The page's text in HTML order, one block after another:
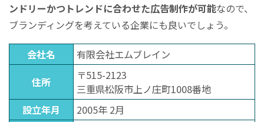
ンドリーかつトレンドに合わせた広告制作が可能なので、
ブランディングを考えている企業にも良いでしょう。
会社名
有限会社エムブレイン
住所
〒515-2123
三重県松阪市上ノ庄町1008番地
設立年月
2005年 2月